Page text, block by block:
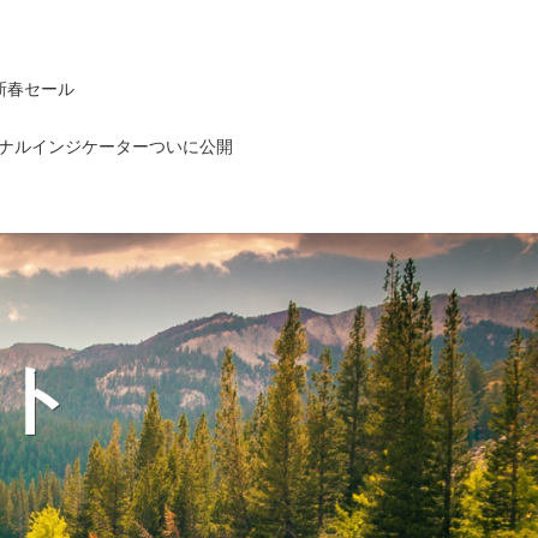
春セール
ルインジケーターついに公開